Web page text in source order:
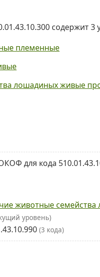
содержит
племенные
лошадиных живые
для кода
животные
уровень)
(3 кода)